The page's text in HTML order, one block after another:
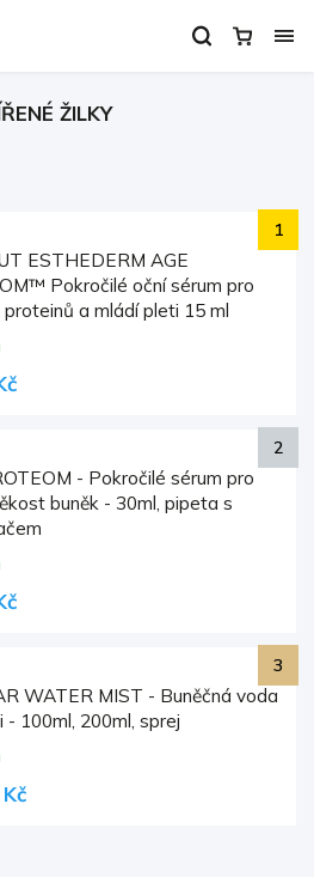
ŽILKY
ESTHEDERM AGE
Pokročilé oční sérum pro
proteinů a mládí pleti 15 ml
- Pokročilé sérum pro
buněk - 30ml, pipeta s
WATER MIST - Buněčná voda
- 100ml, 200ml, sprej